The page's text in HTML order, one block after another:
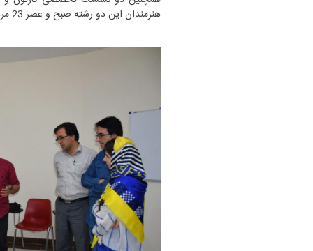
هنرمندان این دو رشته صبح و عصر 23 مرداد ماه برگزار گردید.